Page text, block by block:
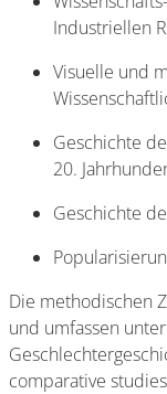
Industriellen
Visuelle und
Geschichte
20.
Geschichte
Die methodischen
und umfassen
comparative